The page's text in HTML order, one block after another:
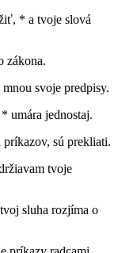
* a tvoje slová
zákona.
svoje predpisy.
umára jednostaj.
sú prekliati.
tvoje
sluha rozjíma o